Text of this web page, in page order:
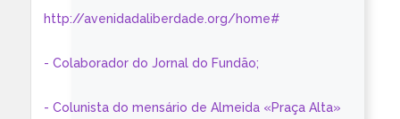
http://avenidadaliberdade.org/home#
- Colaborador do Jornal do Fundão;
- Colunista do mensário de Almeida «Praça Alta»